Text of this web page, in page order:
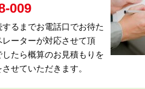
009
るまでお電話口でお待た
ーターが対応させて頂
たら概算のお見積もりを
せていただきます。